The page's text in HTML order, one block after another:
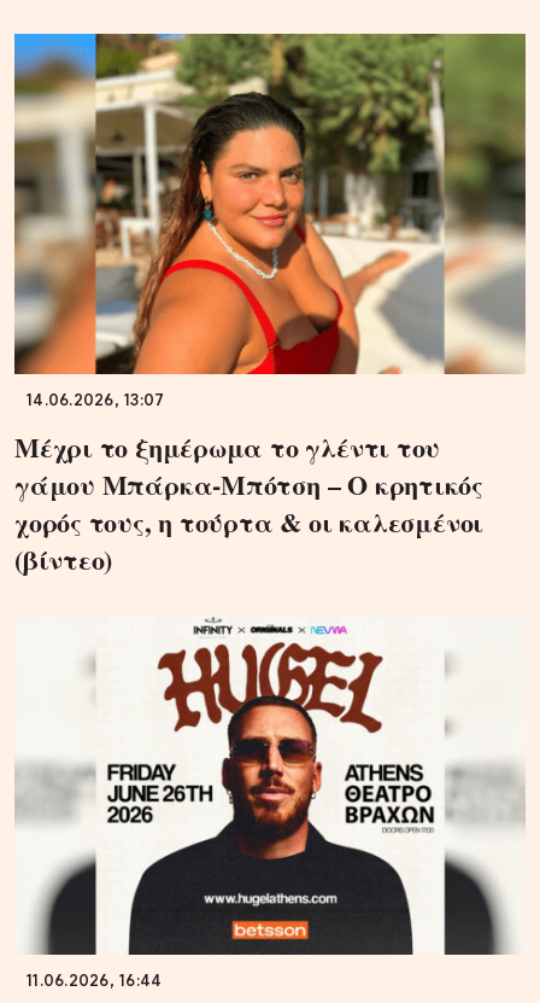
14.06.2026, 13:07
Μέχρι το ξημέρωμα το γλέντι του
γάμου Μπάρκα-Μπότση – Ο κρητικός
χορός τους, η τούρτα & οι καλεσμένοι
(βίντεο)
11.06.2026, 16:44